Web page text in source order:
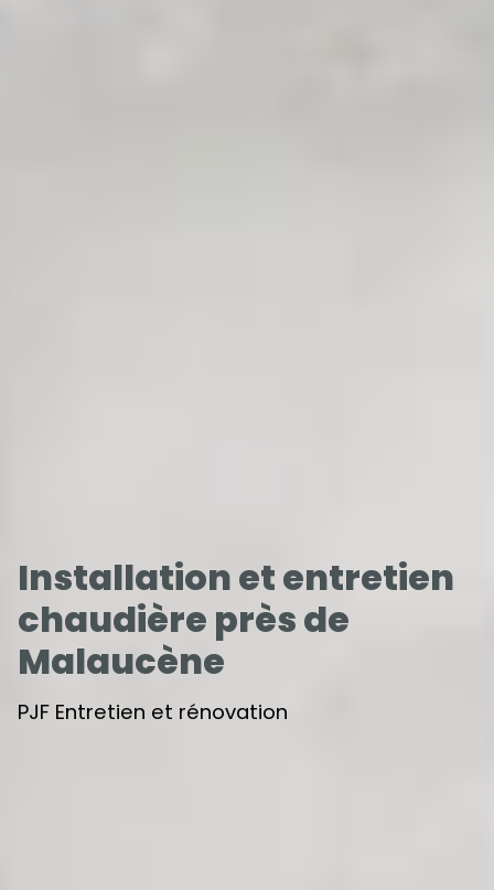
Installation et entretien
chaudière près de
Malaucène
PJF Entretien et rénovation